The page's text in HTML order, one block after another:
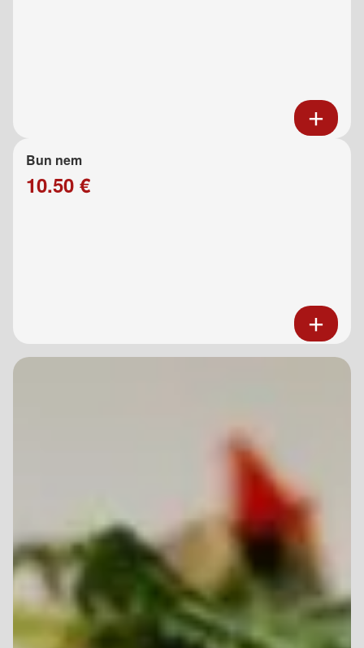
Bun nem
10.50 €